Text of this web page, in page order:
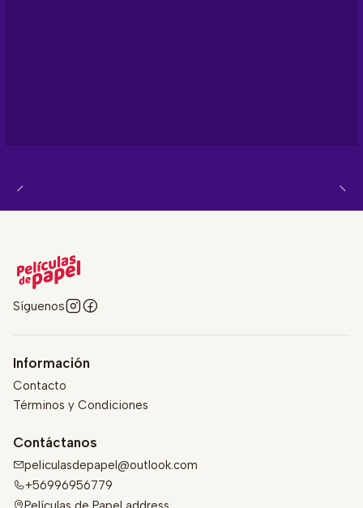
Síguenos
Información
Contacto
Términos y Condiciones
Contáctanos
peliculasdepapel@outlook.com
+56996956779